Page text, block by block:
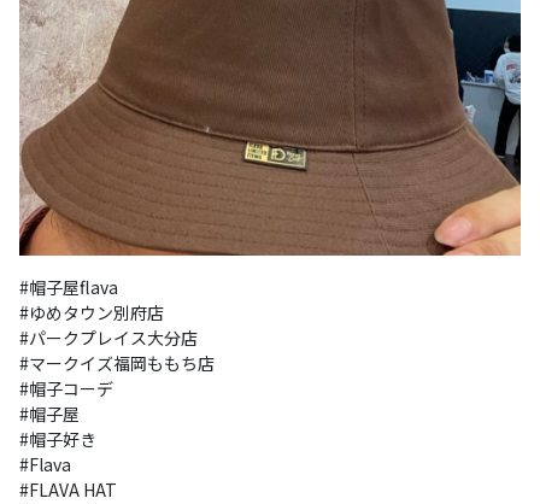
#帽子屋flava
#ゆめタウン別府店
#パークプレイス大分店
#マークイズ福岡ももち店
#帽子コーデ
#帽子屋
#帽子好き
#Flava
#FLAVA HAT